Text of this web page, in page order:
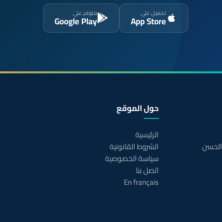
تحميل على
App Store
متوفر على
Google Play
حول الموقع
الرئيسية
الشروط القانونية
سياسة الخصوصية
اتصل بنا
En français